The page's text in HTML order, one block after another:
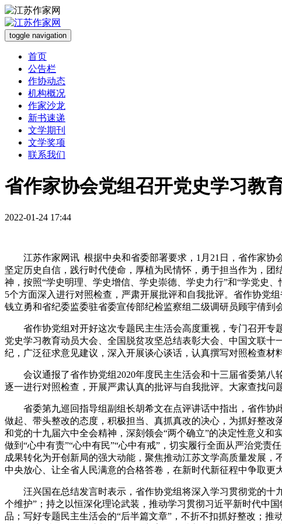
toggle navigation
首页
公告栏
作协动态
机构概况
作家沙龙
新书速递
文学期刊
文学奖项
联系我们
省作家协会党组召开党史学习教
2022-01-24 17:44
江苏作家网讯 根据中央和省委部署要求，1月21 日，省作家协
坚定历史自信，践行时代使命，厚植为民情怀，勇于担当作为，
神，按照“学史明理、学史增信、学史崇德、学史力行”和“学党史
5个方面深入进行对照检查，严肃开展批评和自我批评。省作协党
钱立勇和省纪委监委驻省委宣传部纪检监察组 二级调研员顾宇倩到
省作协党组对开好这次专题民主生活会高度重视，专门召开
党史学习教育动员大会、 全国脱贫攻坚总结表彰大会、中国文联十
纪，广泛征求意见建议，深入开展谈心谈话，认真撰写对照检查材
会议通报了省作协党组 2020年度民主生活会和十三届省委第八
逐一进行对照检查，开展严肃认真的批评与自我批评。大家查找问
省委第九巡回指导组副组长胡希文在点评讲话中指出，省作
做起、带头整改的态度，积极担当、真抓真改的决心，为抓好整
和党的十九届六中全会精神，深刻领会“两个确立”的决定性意义和
做到“心中有责”“心中有民”“心中有戒”，切实履行全面从严治党
成果转化为开创新局的强大动能，聚焦推动江苏文学高质量发展
中央放心、让全省人民满意的合格答卷，在新时代新征程中争取更
汪兴国在总结发言时表示，省作协党组将深入学习贯彻党的十
个维护” ； 持之以恒深化理论武装，推动学习贯彻习近平新时代中
品 ； 写好专题民主生活会的“后半篇文章”，不折不扣抓好整改 ； 推